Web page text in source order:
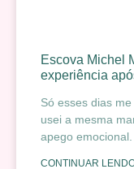
Escova Michel
experiência
Só esses dias
usei a mesma
apego
CONTINUAR